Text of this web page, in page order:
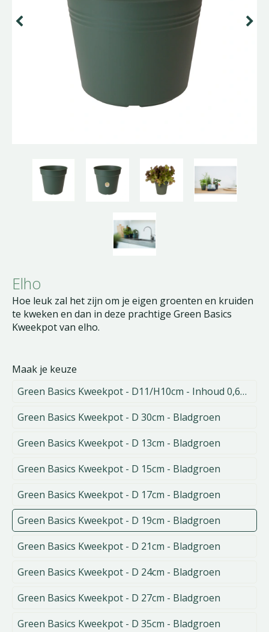
Elho
Hoe leuk zal het zijn om je eigen groenten en kruiden
te kweken en dan in deze prachtige Green Basics
Kweekpot van elho.
Maak je keuze
Green Basics Kweekpot - D11/H10cm - Inhoud 0,6L - Bladgroen
Green Basics Kweekpot - D 30cm - Bladgroen
Green Basics Kweekpot - D 13cm - Bladgroen
Green Basics Kweekpot - D 15cm - Bladgroen
Green Basics Kweekpot - D 17cm - Bladgroen
Green Basics Kweekpot - D 19cm - Bladgroen
Green Basics Kweekpot - D 21cm - Bladgroen
Green Basics Kweekpot - D 24cm - Bladgroen
Green Basics Kweekpot - D 27cm - Bladgroen
Green Basics Kweekpot - D 35cm - Bladgroen